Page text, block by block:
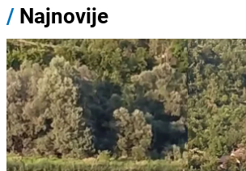
/ Najnovije